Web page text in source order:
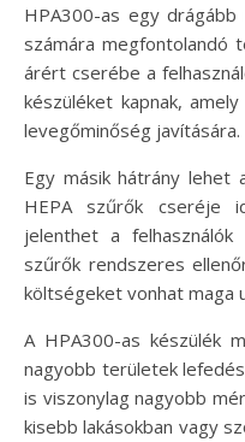
HPA300-as egy drágább
számára megfontolandó
árért cserébe a
készüléket kapnak,
levegőminőség javítására.
Egy másik hátrány lehet
HEPA szűrők cseréje
jelenthet a
szűrők rendszeres
költségeket vonhat maga
A HPA300-as készülék
nagyobb területek
is viszonylag nagyobb
kisebb lakásokban vagy